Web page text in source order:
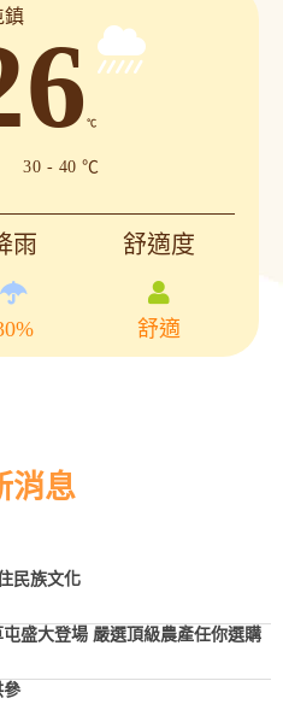
鎮
℃
30 - 40 ℃
雨 舒適度
舒適
消息
民族文化
盛大登場 嚴選頂級農產任你選購
參